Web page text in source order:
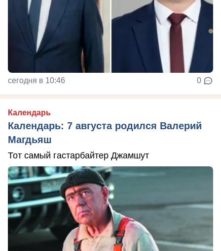
сегодня в 10:46 0
Календарь
Календарь: 7 августа родился Валерий
Магдьяш
Тот самый гастарбайтер Джамшут